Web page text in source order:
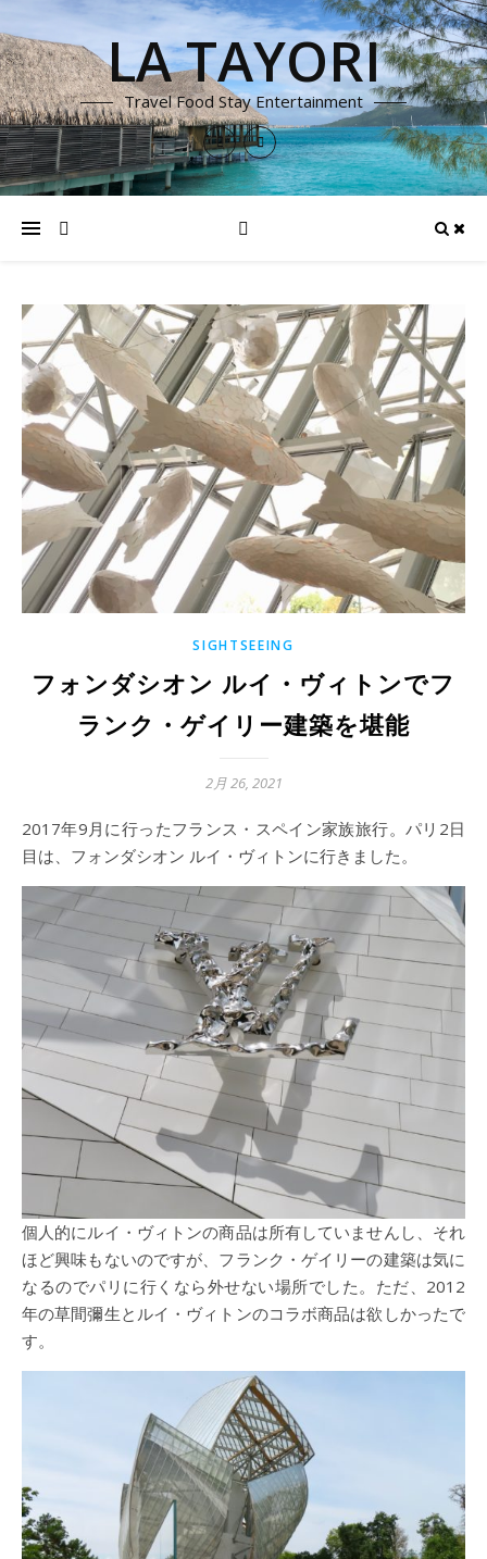
LA TAYORI
Travel Food Stay Entertainment
SIGHTSEEING
フォンダシオン ルイ・ヴィトンでフ
ランク・ゲイリー建築を堪能
2月 26, 2021
2017年9月に行ったフランス・スペイン家族旅行。パリ2日
目は、フォンダシオン ルイ・ヴィトンに行きました。
個人的にルイ・ヴィトンの商品は所有していませんし、それ
ほど興味もないのですが、フランク・ゲイリーの建築は気に
なるのでパリに行くなら外せない場所でした。ただ、2012
年の草間彌生とルイ・ヴィトンのコラボ商品は欲しかったで
す。